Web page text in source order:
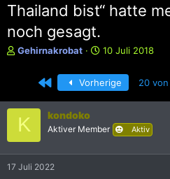
Thailand bist“ hatte
noch gesagt.
E
e
Gehirnakrobat
E
s
t
e
l
10 Juli 2018
Erste Vorherige 20 von
K kondoko
Aktiver Member Aktiv
17 Juli 2022